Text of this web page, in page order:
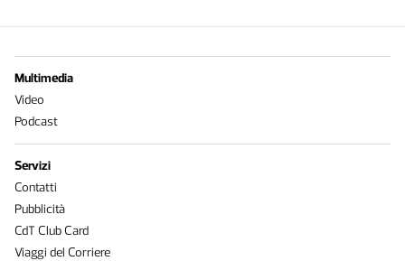
Multimedia
Video
Podcast
Servizi
Contatti
Pubblicità
CdT Club Card
Viaggi del Corriere